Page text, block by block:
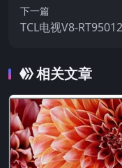
下一篇
TCL电视V8-
相关文章